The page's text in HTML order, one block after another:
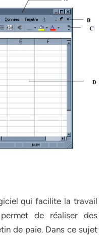
qui facilite la travail
de réaliser des
de paie. Dans ce sujet